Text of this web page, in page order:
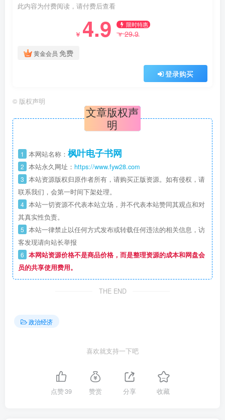
此内容为付费阅读，请付费后查看
￥ 4.9 限时特惠
￥29.9
黄金会员 免费
登录购买
© 版权声明
文章版权声
明
1 本网站名称： 枫叶电子书网
2 本站永久网址： https://www.fyw28.com
3 本站资源版权归原作者所有，请购买正版资源。如有侵权，请
联系我们，会第一时间下架处理。
4 本站一切资源不代表本站立场，并不代表本站赞同其观点和对
其真实性负责。
5 本站一律禁止以任何方式发布或转载任何违法的相关信息，访
客发现请向站长举报
6 本网站资源价格不是商品价格，而是整理资源的成本和网盘会
员的共享使用费用。
THE END
政治经济
喜欢就支持一下吧
点赞39 赞赏 分享 收藏